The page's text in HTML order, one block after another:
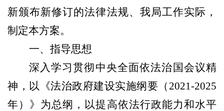
新颁布新修订的法律法规、我局工作实际，
制定本方案。
一、指导思想
深入学习贯彻中央全面依法治国会议精
神，以《法治政府建设实施纲要 （ 2021-2025
年 ） 》为总纲，以提高依法行政能力和水平